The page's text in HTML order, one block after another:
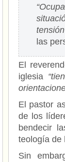
las
El
iglesia
El pastor
de los
bendecir
teología de
Sin